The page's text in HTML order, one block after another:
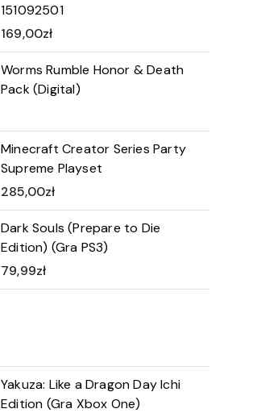
151092501
169,00zł
Worms Rumble Honor & Death
Pack (Digital)
Minecraft Creator Series Party
Supreme Playset
285,00zł
Dark Souls (Prepare to Die
Edition) (Gra PS3)
79,99zł
Yakuza: Like a Dragon Day Ichi
Edition (Gra Xbox One)